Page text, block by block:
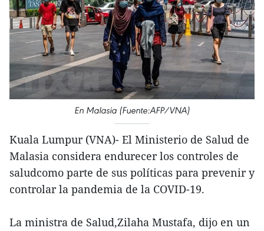
En Malasia (Fuente:AFP/VNA)
Kuala Lumpur (VNA)- El Ministerio de Salud de
Malasia considera endurecer los controles de
saludcomo parte de sus políticas para prevenir y
controlar la pandemia de la COVID-19.
La ministra de Salud,Zilaha Mustafa, dijo en un